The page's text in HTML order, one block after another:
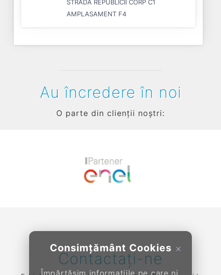
STRADA REPUBLICII CORP C1
AMPLASAMENT F4
×
Consimțământ Cookies
Împărtășim informațiile pe care ni
Au încredere în noi
O parte din clienții noștri:
Contactați-ne